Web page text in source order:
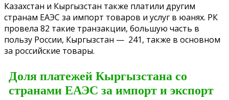
Казахстан и Кыргызстан также платили другим
странам ЕАЭС за импорт товаров и услуг в юанях. РК
провела 82 такие транзакции, большую часть в
пользу России, Кыргызстан — 241, также в основном
за российские товары.